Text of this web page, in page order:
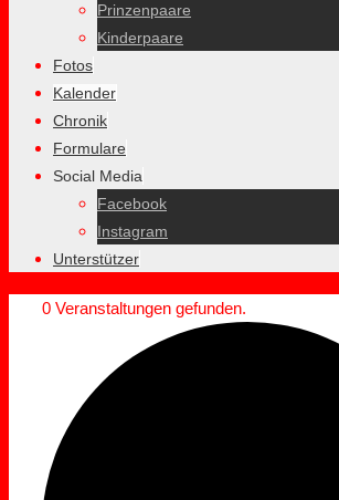
Prinzenpaare
Kinderpaare
Fotos
Kalender
Chronik
Formulare
Social Media
Facebook
Instagram
Unterstützer
0 Veranstaltungen gefunden.